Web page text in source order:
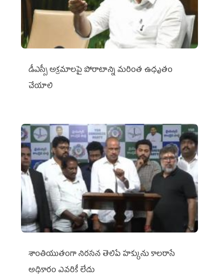
డీఎస్సీ అక్రమాలపై పోరాటాన్ని మరింత ఉధృతం
చేయాలి
శాంతియుతంగా నిరసన తెలిపే హక్కును కాలరాసే
అధికారం ఎవరికీ లేదు